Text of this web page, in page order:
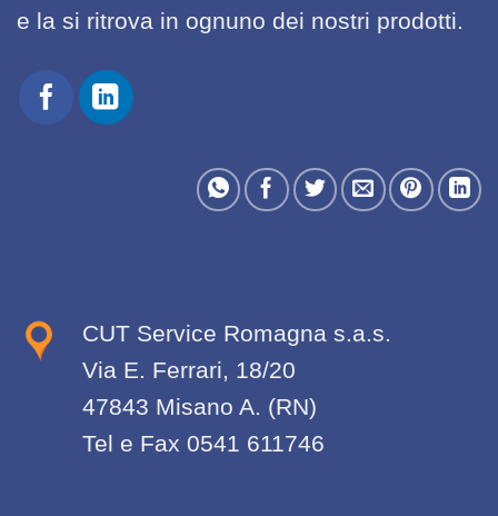
e la si ritrova in ognuno dei nostri prodotti.
CUT Service Romagna s.a.s.
Via E. Ferrari, 18/20
47843 Misano A. (RN)
Tel e Fax 0541 611746